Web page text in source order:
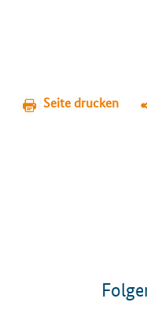
Seite drucken